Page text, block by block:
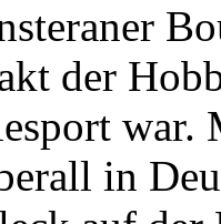
der
war.
in